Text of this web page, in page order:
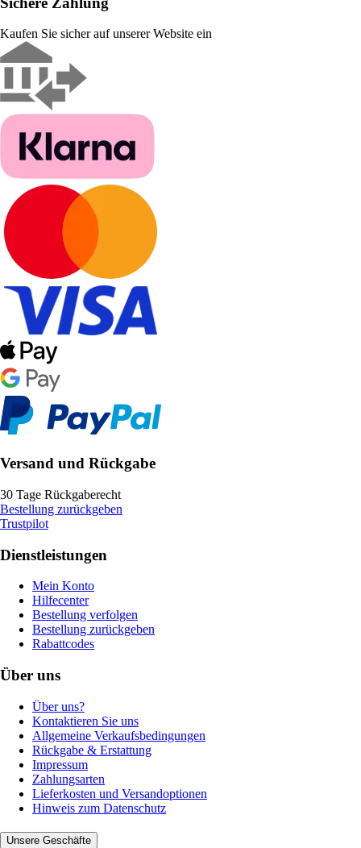
Kaufen Sie sicher auf unserer Website ein
Versand und Rückgabe
30 Tage Rückgaberecht
Bestellung zurückgeben
Trustpilot
Dienstleistungen
Mein Konto
Hilfecenter
Bestellung verfolgen
Bestellung zurückgeben
Rabattcodes
Über uns
Über uns?
Kontaktieren Sie uns
Allgemeine Verkaufsbedingungen
Rückgabe & Erstattung
Impressum
Zahlungsarten
Lieferkosten und Versandoptionen
Hinweis zum Datenschutz
Unsere Geschäfte